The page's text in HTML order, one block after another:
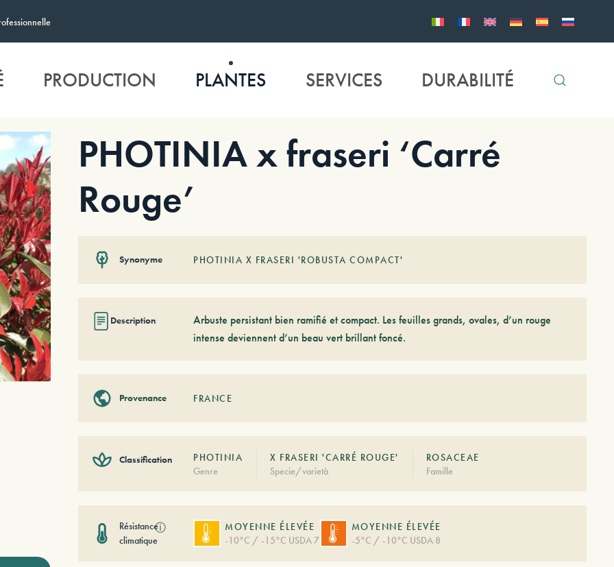
PRODUCTION PLANTES SERVICES DURABILITÉ
PHOTINIA x fraseri ‘Carré
Rouge’
Synonyme PHOTINIA X FRASERI 'ROBUSTA COMPACT'
Description
Arbuste persistant bien ramifié et compact. Les feuilles grands, ovales, d’un rouge
intense deviennent d’un beau vert brillant foncé.
Provenance FRANCE
Classification
PHOTINIA
Genre
X FRASERI 'CARRÉ ROUGE'
Specie/varietà
ROSACEAE
Famille
Résistance
climatique
ⓘ
MOYENNE ÉLEVÉE
-10°C / -15°C USDA 7
MOYENNE ÉLEVÉE
-5°C / -10°C USDA 8